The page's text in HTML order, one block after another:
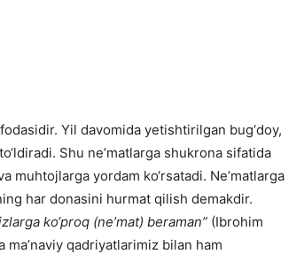
Yil davomida yetishtirilgan bug‘doy,
Shu ne’matlarga shukrona sifatida
muhtojlarga yordam ko‘rsatadi. Ne’matlarga
har donasini hurmat qilish demakdir.
ko‘proq (ne’mat) beraman” (Ibrohim
qadriyatlarimiz bilan ham